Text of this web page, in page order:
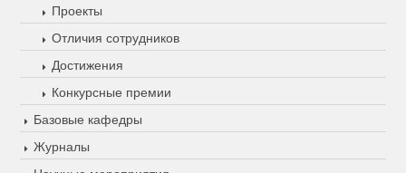
Проекты
Отличия сотрудников
Достижения
Конкурсные премии
Базовые кафедры
Журналы